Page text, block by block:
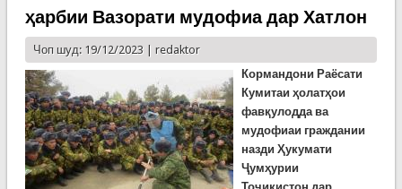
ҳарбии Вазорати мудофиа дар Хатлон
Чоп шуд: 19/12/2023 | redaktor
Кормандони Раёсати
Кумитаи ҳолатҳои
фавқулодда ва
мудофиаи граждании
назди Ҳукумати
Ҷумҳурии